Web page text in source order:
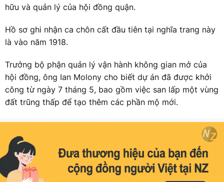
hữu và quản lý của hội đồng quận.
Hồ sơ ghi nhận ca chôn cất đầu tiên tại nghĩa trang này
là vào năm 1918.
Trưởng bộ phận quản lý vận hành không gian mở của
hội đồng, ông Ian Molony cho biết dự án đã được khởi
công từ ngày 7 tháng 5, bao gồm việc san lấp một vùng
đất trũng thấp để tạo thêm các phần mộ mới.